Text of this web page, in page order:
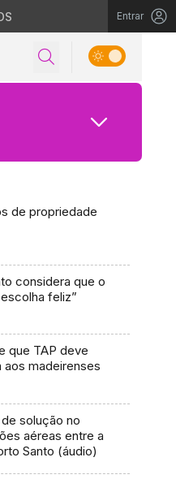
Entrar
de propriedade
considera que o
feliz”
que TAP deve
madeirenses
solução no
aéreas entre a
Santo (áudio)